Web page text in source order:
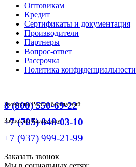
Оптовикам
Кредит
Сертификаты и документация
Производители
Партнеры
Вопрос-ответ
Рассрочка
Политика конфиденциальности
8 (800) 550-69-22
Звонок по России бесплатный
+7 (705) 848-03-10
Звонок по Казахстану
+7 (937) 999-21-99
Заказать звонок